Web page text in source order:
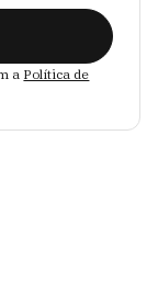
a Política de